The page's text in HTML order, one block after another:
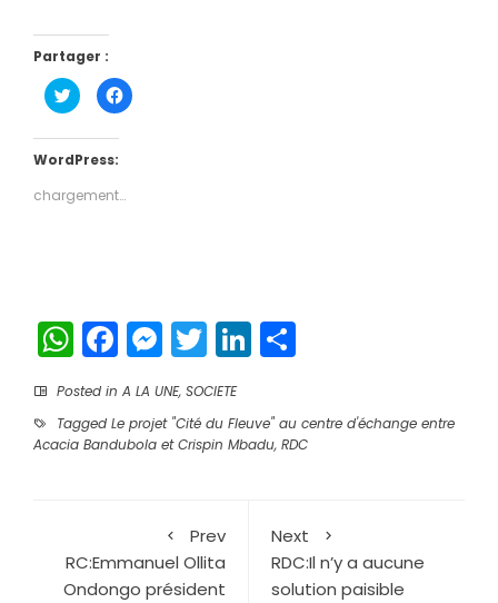
Partager :
Cliquez
pour
partager
Twitter(ouvre
dans
fenêtre)
Cliquez
pour
fenêtre)
WordPress:
chargement…
WhatsApp
Facebook
Messenger
TwitterLinkedIn
Posted in A LA UNE, SOCIETE
Tagged Le projet "Cité du Fleuve" au centre d'échange entre
Acacia Bandubola et Crispin Mbadu, RDC
Prev
RC:Emmanuel Ollita
Ondongo président
Next
RDC:Il n’y a aucune
solution paisible